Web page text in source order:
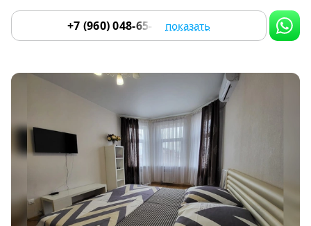
+7 (960) 048-65-30 показать